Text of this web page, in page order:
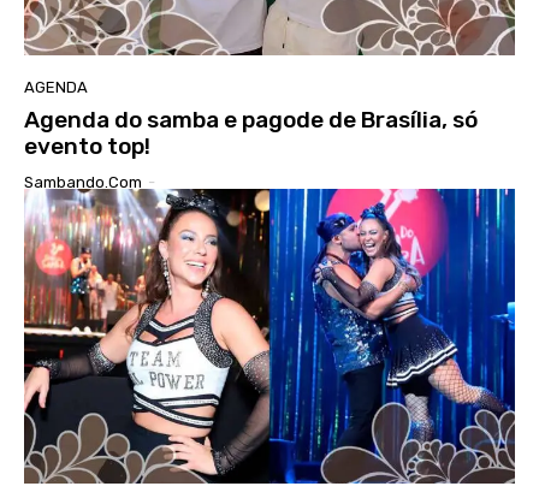
AGENDA
Agenda do samba e pagode de Brasília, só
evento top!
Sambando.com -